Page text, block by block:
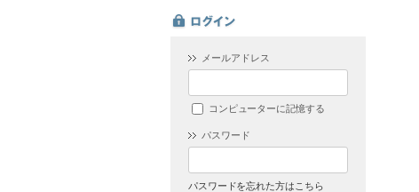
メールアドレス
コンピューターに記憶する
パスワード
パスワードを忘れた方はこちら